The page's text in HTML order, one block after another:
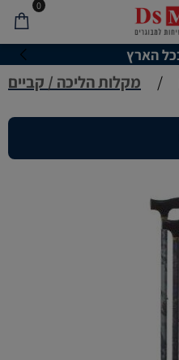
0
/ מקלות הליכה / קביים